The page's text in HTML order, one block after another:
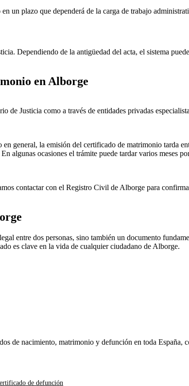
un plazo que dependerá de la carga de trabajo
Dependiendo de la antigüedad del acta, el sistema
en Alborge
Justicia como a través de entidades privadas
general, la emisión del certificado de matrimonio tarda
algunas ocasiones el trámite puede tardar varios meses
contactar con el Registro Civil de Alborge para
entre dos personas, sino también un documento
es clave en la vida de cualquier ciudadano de Alborge.
de nacimiento, matrimonio y defunción en toda España,
de defunción